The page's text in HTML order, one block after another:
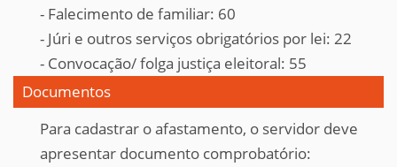
- Falecimento de familiar: 60
- Júri e outros serviços obrigatórios por lei: 22
- Convocação/ folga justiça eleitoral: 55
Documentos
Para cadastrar o afastamento, o servidor deve
apresentar documento comprobatório: